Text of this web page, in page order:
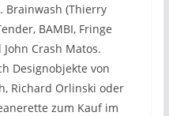
Brainwash (Thierry
BAMBI, Fringe
Crash Matos.
Designobjekte von
Richard Orlinski oder
zum Kauf im